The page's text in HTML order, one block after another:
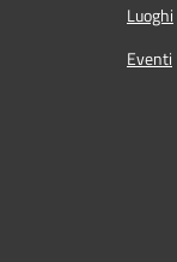
Luoghi
Eventi